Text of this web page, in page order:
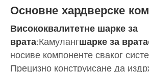
Основне хардверске
Висококвалитетне шарке за
врата:Камулангшарке за врата
носиве компоненте сваког
Прецизно конструисане да